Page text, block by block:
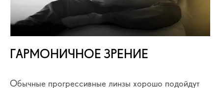
ГАРМОНИЧНОЕ ЗРЕНИЕ
Обычные прогрессивные линзы хорошо подойдут